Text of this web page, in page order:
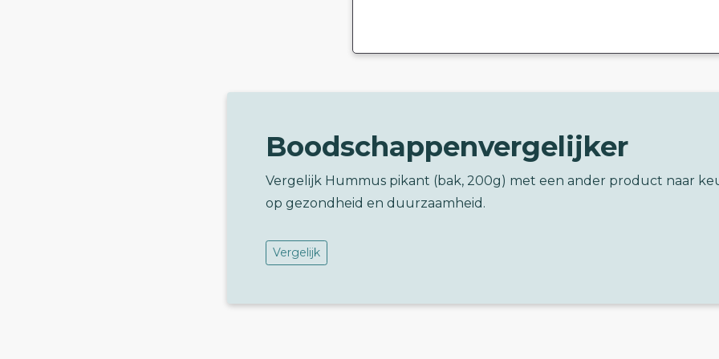
Boodschappenvergelijker
Vergelijk Hummus pikant (bak, 200g) met een ander product naar
op gezondheid en duurzaamheid.
Vergelijk